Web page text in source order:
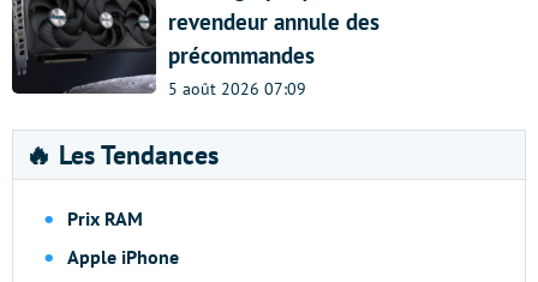
revendeur annule des
précommandes
5 août 2026 07:09
🔥 Les Tendances
Prix RAM
Apple iPhone